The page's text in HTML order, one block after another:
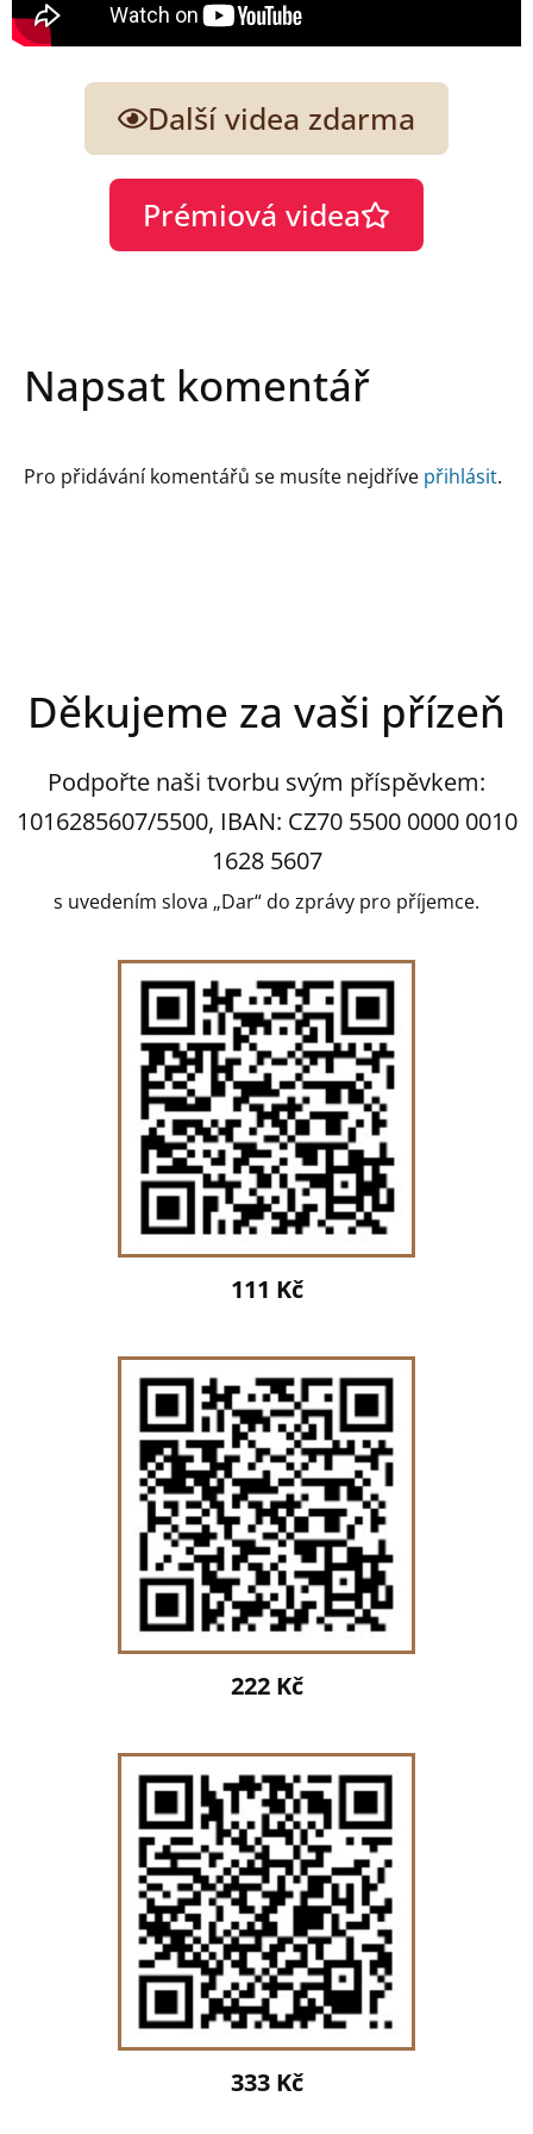
Další videa zdarma
Prémiová videa
Napsat komentář
Pro přidávání komentářů se musíte nejdříve přihlásit.
Děkujeme za vaši přízeň
Podpořte naši tvorbu svým příspěvkem:
1016285607/5500, IBAN: CZ70 5500 0000 0010
1628 5607
s uvedením slova „Dar“ do zprávy pro příjemce.
111 Kč
222 Kč
333 Kč